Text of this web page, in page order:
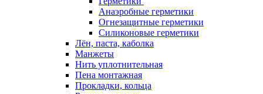
Анаэробные герметики
Огнезащитные герметики
Силиконовые герметики
Лён, паста, каболка
Манжеты
Нить уплотнительная
Пена монтажная
Прокладки, кольца